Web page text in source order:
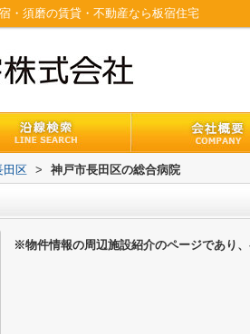
・須磨の賃貸・不動産なら板宿住宅
田区 > 神戸市長田区の総合病院
※物件情報の周辺施設紹介のページであり